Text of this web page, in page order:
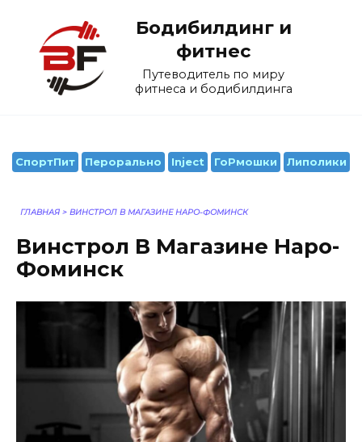
содержанию
Бодибилдинг и
фитнес
Путеводитель по миру
фитнеса и бодибилдинга
СпортПит Перорально Inject ГоРмошки Липолики
ГЛАВНАЯ > ВИНСТРОЛ В МАГАЗИНЕ НАРО-ФОМИНСК
Винстрол В Магазине Наро-
Фоминск